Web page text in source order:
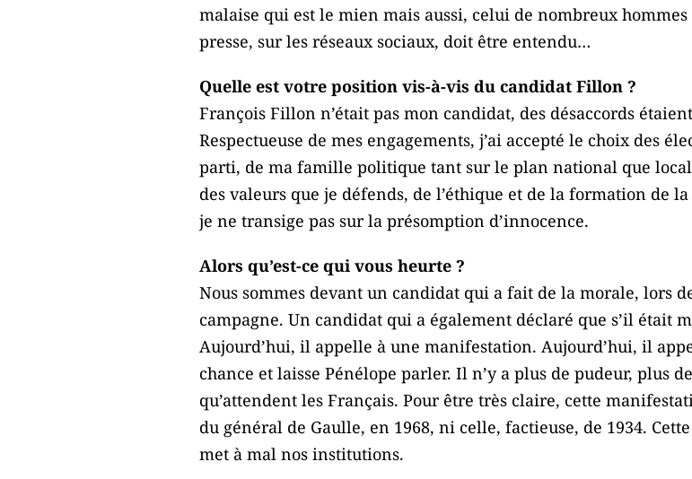
malaise qui est le mien mais aussi, celui de nombreux hommes
presse, sur les réseaux sociaux, doit être entendu…
Quelle est votre position vis-à-vis du candidat Fillon ?
François Fillon n’était pas mon candidat, des désaccords
Respectueuse de mes engagements, j’ai accepté le choix des
parti, de ma famille politique tant sur le plan national que
des valeurs que je défends, de l’éthique et de la formation de la
je ne transige pas sur la présomption d’innocence.
Alors qu’est-ce qui vous heurte ?
Nous sommes devant un candidat qui a fait de la morale, lors
campagne. Un candidat qui a également déclaré que s’il était
Aujourd’hui, il appelle à une manifestation. Aujourd’hui, il
chance et laisse Pénélope parler. Il n’y a plus de pudeur, plus
qu’attendent les Français. Pour être très claire, cette
du général de Gaulle, en 1968, ni celle, factieuse, de 1934.
met à mal nos institutions.